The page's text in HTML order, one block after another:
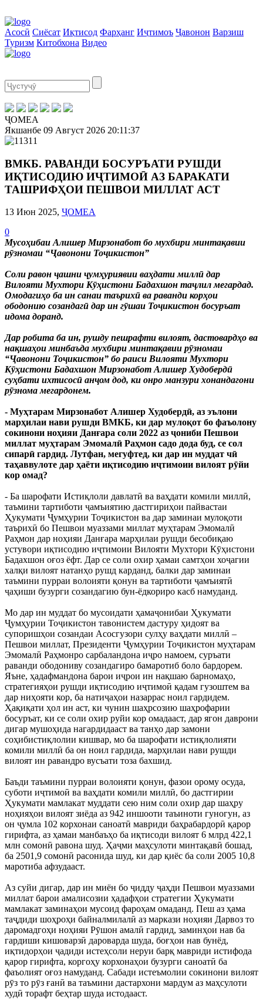
Асосӣ Сиёсат Иқтисод Фарҳанг Иҷтимоъ Ҷавонон Варзиш
Туризм Китобхона Видео
ҶОМЕА
Якшанбе 09 Август 2026 20:11:37
ВМКБ. РАВАНДИ БОСУРЪАТИ РУШДИ
ИҚТИСОДИЮ ИҶТИМОӢ АЗ БАРАКАТИ
ТАШРИФҲОИ ПЕШВОИ МИЛЛАТ АСТ
13 Июн 2025, ҶОМЕА
0
Мусоҳибаи Алишер Мирзонабот бо мухбири минтақавии
рӯзномаи “Ҷавонони Тоҷикистон”
Соли равон ҷашни ҷумҳуриявии ваҳдати миллӣ дар
Вилояти Мухтори Кӯҳистони Бадахшон таҷлил мегардад.
Омодагиҳо ба ин санаи таърихӣ ва раванди корҳои
ободонию созандагӣ дар ин гӯшаи Тоҷикистон босуръат
идома доранд.
Дар робита ба ин, рушду пешрафти вилоят, дастовардҳо ва
нақшаҳои минбаъда мухбири минтақавии рӯзномаи
“Ҷавонони Тоҷикистон” бо раиси Вилояти Мухтори
Кӯҳистони Бадахшон Мирзонабот Алишер Худобердӣ
суҳбати ихтисосӣ анҷом дод, ки онро манзури хонандагони
рӯзнома мегардонем.
- Муҳтарам Мирзонабот Алишер Худобердӣ, аз эълони
марҳилаи нави рушди ВМКБ, ки дар мулоқот бо фаъолону
сокинони ноҳияи Данғара соли 2022 аз ҷониби Пешвои
миллат муҳтарам Эмомалӣ Раҳмон садо дода буд, се сол
сипарӣ гардид. Лутфан, мегуфтед, ки дар ин муддат чӣ
таҳаввулоте дар ҳаёти иқтисодию иҷтимоии вилоят рӯйи
кор омад?
- Ба шарофати Истиқлоли давлатӣ ва ваҳдати комили миллӣ,
таъмини тартиботи ҷамъиятию дастгириҳои пайвастаи
Ҳукумати Ҷумҳурии Тоҷикистон ва дар заминаи мулоқоти
таърихӣ бо Пешвои муаззами миллат муҳтарам Эмомалӣ
Раҳмон дар ноҳияи Данғара марҳилаи рушди бесобиқаю
устувори иқтисодию иҷтимоии Вилояти Мухтори Кӯҳистони
Бадахшон оғоз ёфт. Дар се соли охир ҳамаи самтҳои хоҷагии
халқи вилоят натанҳо рушд карданд, балки дар заминаи
таъмини пурраи волоияти қонун ва тартиботи ҷамъиятӣ
ҷаҳиши бузурги созандагию бун-ёдкориро касб намуданд.
Мо дар ин муддат бо мусоидати ҳамаҷонибаи Ҳукумати
Ҷумҳурии Тоҷикистон тавонистем дастуру ҳидоят ва
супоришҳои созандаи Асосгузори сулҳу ваҳдати миллӣ –
Пешвои миллат, Президенти Ҷумҳурии Тоҷикистон муҳтарам
Эмомалӣ Раҳмонро сарбаландона иҷро намоем, суръати
раванди ободониву созандагиро бамаротиб боло бардорем.
Яъне, ҳадафмандона барои иҷрои ин нақшаю барномаҳо,
стратегияҳои рушди иқтисодию иҷтимоӣ қадам гузоштем ва
дар ниҳояти кор, ба натиҷаҳои назаррас ноил гардидем.
Ҳақиқати ҳол ин аст, ки чунин шаҳрсозию шаҳрофарии
босуръат, ки се соли охир руйи кор омадааст, дар ягон даврони
дигар мушоҳида нагардидааст ва танҳо дар замони
соҳибистиқлолии кишвар, мо ба шарофати истиқлолияти
комили миллӣ ба он ноил гардида, марҳилаи нави рушди
вилоят ин равандро вусъати тоза бахшид.
Баъди таъмини пурраи волоияти қонун, фазои орому осуда,
суботи иҷтимоӣ ва ваҳдати комили миллӣ, бо дастгирии
Ҳукумати мамлакат муддати сею ним соли охир дар шаҳру
ноҳияҳои вилоят зиёда аз 942 иншооти таъиноти гуногун, аз
он ҷумла 102 корхонаи саноатӣ мавриди баҳрабардорӣ қарор
гирифта, аз ҳамаи манбаъҳо ба иқтисоди вилоят 6 млрд 422,1
млн сомонӣ равона шуд. Ҳаҷми маҳсулоти минтақавӣ бошад,
ба 2501,9 сомонӣ расонида шуд, ки дар қиёс ба соли 2005 10,8
маротиба афзудааст.
Аз суйи дигар, дар ин миён бо ҷидду ҷаҳди Пешвои муаззами
миллат барои амалисозии ҳадафҳои стратегии Ҳукумати
мамлакат заминаҳои мусоид фароҳам омаданд. Пеш аз ҳама
таҷдиди шоҳроҳи байналмилалӣ аз маркази ноҳияи Дарвоз то
даромадгоҳи ноҳияи Рӯшон амалӣ гардид, заминҳои нав ба
гардиши кишоварзӣ дароварда шуда, боғҳои нав бунёд,
иқтидорҳои ҷадиди истеҳсоли неруи барқ мавриди истифода
қарор гирифта, коргоҳу корхонаҳои бузурги саноатӣ ба
фаъолият оғоз намуданд. Сабади истеъмолии сокинони вилоят
рӯз то рӯз ғанӣ ва таъмини дастархони мардум аз маҳсулоти
худӣ торафт беҳтар шуда истодааст.